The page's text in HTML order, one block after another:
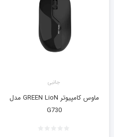
جانبی
ماوس کامپیوتر GREEN LioN مدل
G730